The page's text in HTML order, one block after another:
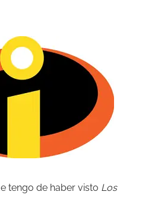
tengo de haber visto Los